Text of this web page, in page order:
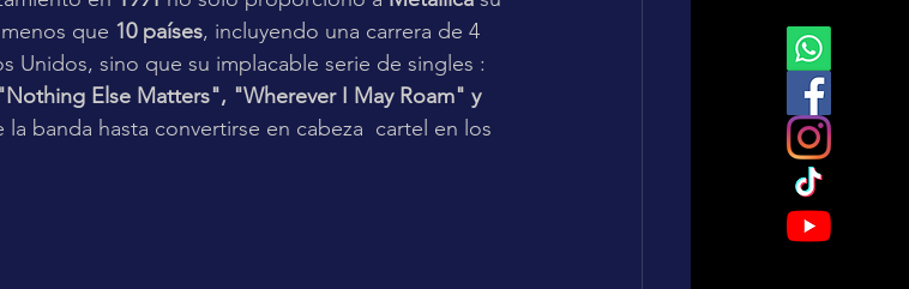
que 10 países, incluyendo una carrera de 4
Unidos, sino que su implacable serie de singles :
Else Matters", "Wherever I May Roam" y
banda hasta convertirse en cabeza  cartel en los